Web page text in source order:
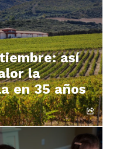
así
la
en 35 años